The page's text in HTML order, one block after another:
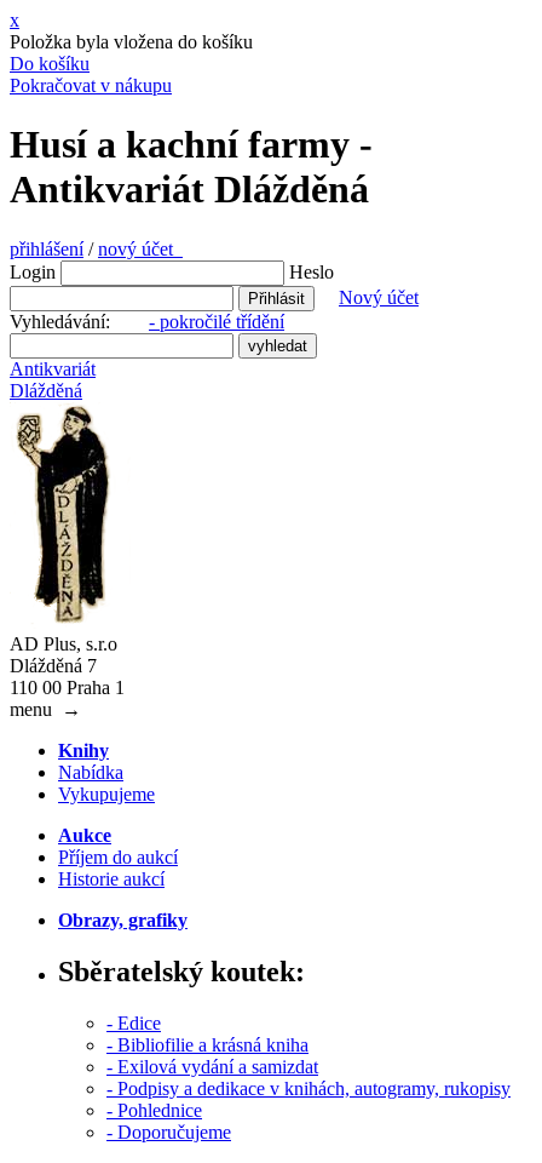
x
Položka byla vložena do košíku
Do košíku
Pokračovat v nákupu
Husí a kachní farmy -
Antikvariát Dlážděná
přihlášení/nový účet
Login
Heslo
Nový účet
Vyhledávání: - pokročilé třídění
Antikvariát
Dlážděná
AD Plus, s.r.o
Dlážděná 7
110 00 Praha 1
menu
→
Knihy
Nabídka
Vykupujeme
Aukce
Příjem do aukcí
Historie aukcí
Obrazy, grafiky
Sběratelský koutek:
- Edice
- Bibliofilie a krásná kniha
- Exilová vydání a samizdat
- Podpisy a dedikace v knihách, autogramy, rukopisy
- Pohlednice
- Doporučujeme